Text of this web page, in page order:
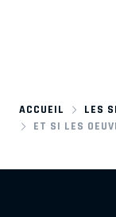
ACCUEIL
LES
ET SI LES